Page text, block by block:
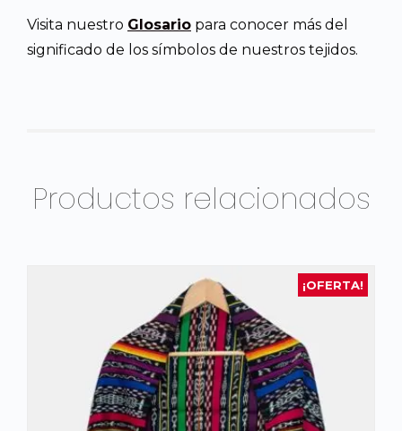
Visita nuestro Glosario para conocer más del
significado de los símbolos de nuestros tejidos.
Productos relacionados
¡OFERTA!